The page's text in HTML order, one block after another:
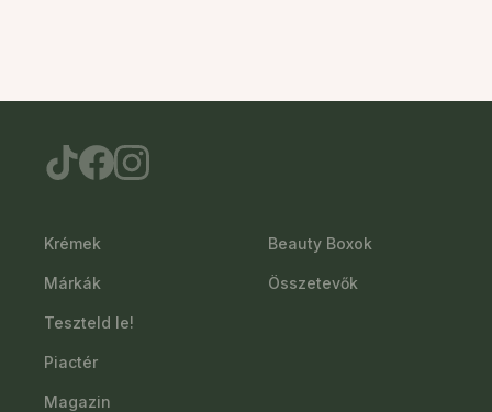
Krémek
Márkák
Teszteld le!
Piactér
Magazin
Beauty Boxok
Összetevők